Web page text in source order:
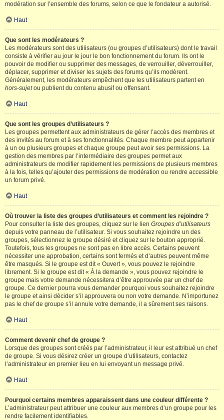
modération sur l’ensemble des forums, selon ce que le fondateur a autorisé.
Haut
Que sont les modérateurs ?
Les modérateurs sont des utilisateurs (ou groupes d’utilisateurs) dont le travail
consiste à vérifier au jour le jour le bon fonctionnement du forum. Ils ont le
pouvoir de modifier ou supprimer des messages, de verrouiller, déverrouiller,
déplacer, supprimer et diviser les sujets des forums qu’ils modèrent.
Généralement, les modérateurs empêchent que les utilisateurs partent en
hors-sujetou publient du contenu abusif ou offensant.
Haut
Que sont les groupes d’utilisateurs ?
Les groupes permettent aux administrateurs de gérer l’accès des membres et
des invités au forum et à ses fonctionnalités. Chaque membre peut appartenir
à un ou plusieurs groupes et chaque groupe peut avoir ses permissions. La
gestion des membres par l’intermédiaire des groupes permet aux
administrateurs de modifier rapidement les permissions de plusieurs membres
à la fois, telles qu’ajouter des permissions de modération ou rendre accessible
un forum privé.
Haut
Où trouver la liste des groupes d’utilisateurs et comment les rejoindre ?
Pour consulter la liste des groupes, cliquez sur le lien Groupes d’utilisateurs
depuis votre panneau de l’utilisateur. Si vous souhaitez rejoindre un des
groupes, sélectionnez le groupe désiré et cliquez sur le bouton approprié.
Toutefois, tous les groupes ne sont pas en libre accès. Certains peuvent
nécessiter une approbation, certains sont fermés et d’autres peuvent même
être masqués. Si le groupe est dit « Ouvert », vous pouvez le rejoindre
librement. Si le groupe est dit « À la demande », vous pouvez rejoindre le
groupe mais votre demande nécessitera d’être approuvée par un chef de
groupe. Ce dernier pourra vous demander pourquoi vous souhaitez rejoindre
le groupe et ainsi décider s’il approuvera ou non votre demande. N’importunez
pas le chef de groupe s’il annule votre demande, il a sûrement ses raisons.
Haut
Comment devenir chef de groupe ?
Lorsque des groupes sont créés par l’administrateur, il leur est attribué un chef
de groupe. Si vous désirez créer un groupe d’utilisateurs, contactez
l’administrateur en premier lieu en lui envoyant un message privé.
Haut
Pourquoi certains membres apparaissent dans une couleur différente ?
L’administrateur peut attribuer une couleur aux membres d’un groupe pour les
rendre facilement identifiables.